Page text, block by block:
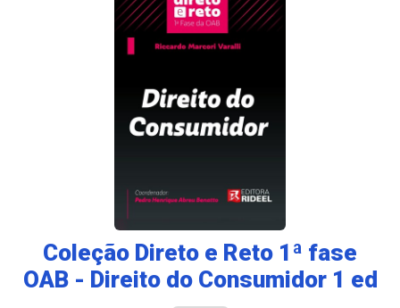
Coleção Direto e Reto 1ª fase
OAB - Direito do Consumidor 1 ed